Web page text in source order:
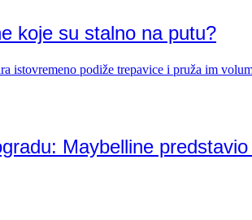
koje su stalno na putu?
Maybelline